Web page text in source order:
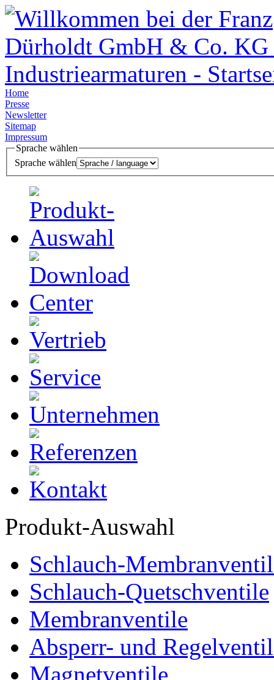
Home
Presse
Newsletter
Sitemap
Impressum
Sprache wählen
Sprache wählen
Produkt-Auswahl
Schlauch-
Schlauch-Quetschventile
Membranventile
Absperr- und
Magnetventile